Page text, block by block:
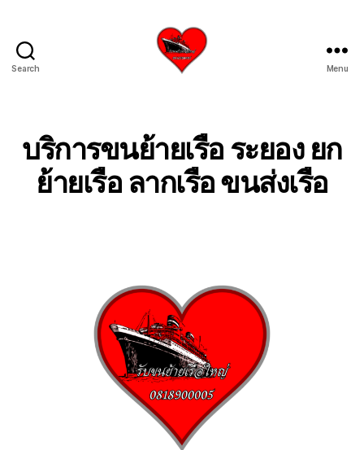
Search
ย้าย
เรือ
ใหญ่
เครน
ทะเล
โทร
0818900005
บริษัท
ของ
เรา
เชี่ยวชาญ
งาน
ขน
Menu
บริการขนย้ายเรือ ระยอง ยก
ย้ายเรือ ลากเรือ ขนส่งเรือ